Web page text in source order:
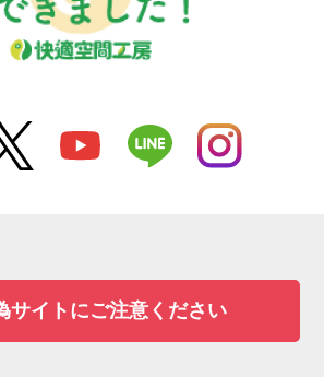
サイトにご注意ください